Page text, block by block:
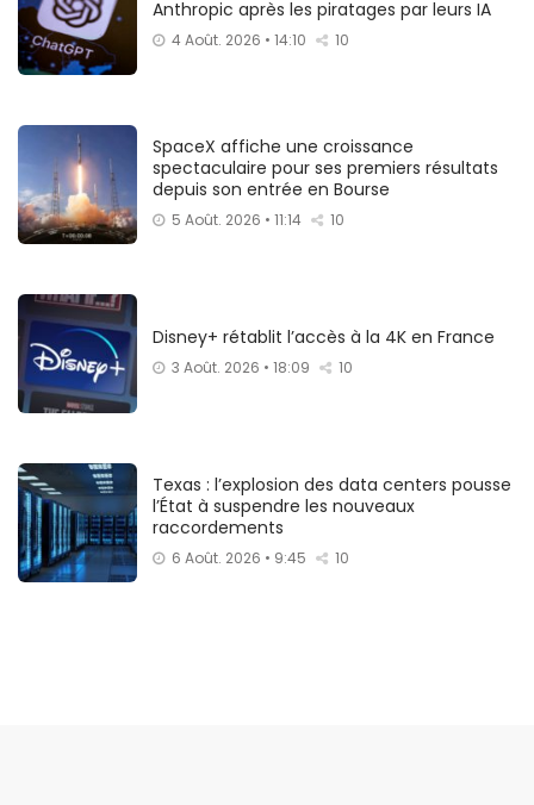
Anthropic après les piratages par leurs IA
4 Août. 2026 • 14:10 10
SpaceX affiche une croissance
spectaculaire pour ses premiers résultats
depuis son entrée en Bourse
5 Août. 2026 • 11:14 10
Disney+ rétablit l’accès à la 4K en France
3 Août. 2026 • 18:09 10
Texas : l’explosion des data centers pousse
l’État à suspendre les nouveaux
raccordements
6 Août. 2026 • 9:45 10